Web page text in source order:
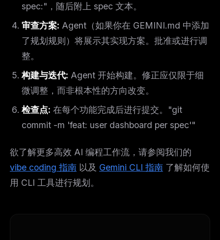
spec:"，随后附上 spec 文本。
审查方案: Agent（如果你在 GEMINI.md 中添加
了规划规则）将展示其实现方案。批准或进行调
整。
构建与迭代: Agent 开始构建。修正应仅限于细
微调整，而非根本性的方向改变。
检查点: 在每个功能完成后进行提交。"git
commit -m 'feat: user dashboard per spec'"
欲了解更多高效 AI 编程工作流，请参阅我们的
vibe coding 指南 以及 Gemini CLI 指南 了解如何使
用 CLI 工具进行规划。